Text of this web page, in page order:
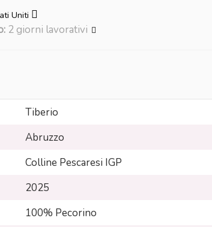
Uniti
2 giorni lavorativi
Tiberio
Abruzzo
Colline Pescaresi IGP
2025
100% Pecorino